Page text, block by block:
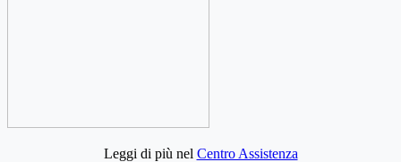
Leggi di più nel Centro Assistenza